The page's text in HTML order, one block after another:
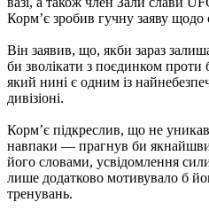
Корм’є зробив гучну заяву щодо
Він заявив, що, якби зараз
би зволікати з поєдинком
який нині є одним із
дивізіоні.
Корм’є підкреслив, що не
навпаки — прагнув би
його словами, усвідомлення
лише додатково мотивувало б
тренувань.